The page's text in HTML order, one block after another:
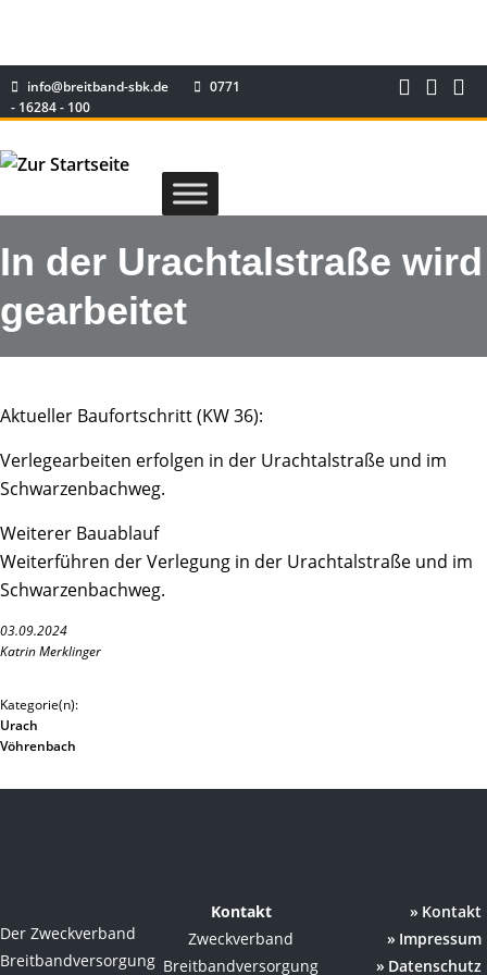
info@breitband-sbk.de
0771
- 16284 - 100
In der Urachtalstraße wird
gearbeitet
Aktueller Baufortschritt (KW 36):
Verlegearbeiten erfolgen in der Urachtalstraße und im
Schwarzenbachweg.
Weiterer Bauablauf
Weiterführen der Verlegung in der Urachtalstraße und im
Schwarzenbachweg.
03.09.2024
Katrin Merklinger
Kategorie(n):
Urach
Vöhrenbach
Der Zweckverband
Breitbandversorgung
Kontakt
Zweckverband
Breitbandversorgung
Kontakt
Impressum
Datenschutz